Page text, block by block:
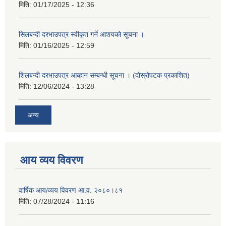
मिति: 01/17/2025 - 12:36
सिलबन्दी दरभाउपत्र स्वीकृत गर्ने आशयको सूचना ।
मिति: 01/16/2025 - 12:59
शिलबन्दी दरभाउपत्र आब्हान सम्बन्धी सूचना । (दोस्रोपटक प्रकाशित)
मिति: 12/06/2024 - 13:28
अन्य
आय व्यय विवरण
वार्षिक आय/व्यय विवरण आ.व. २०८०।८१
मिति: 07/28/2024 - 11:16